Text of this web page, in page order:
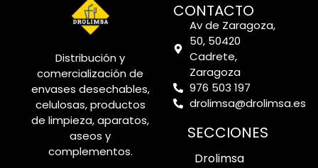
Distribución y
comercialización de
envases desechables,
celulosas, productos
de limpieza, aparatos,
aseos y
complementos.
CONTACTO
Av de Zaragoza,
50, 50420
Cadrete,
Zaragoza
976 503 197
drolimsa@drolimsa.es
SECCIONES
Drolimsa